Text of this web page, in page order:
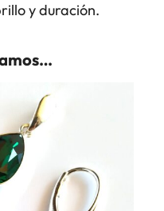
y duración.